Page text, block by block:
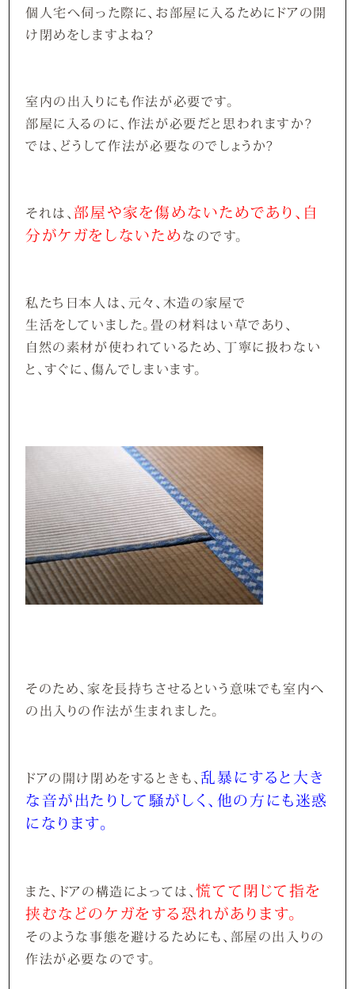
個人宅へ伺った際に、お部屋に入るためにドアの開
け閉めをしますよね？
室内の出入りにも作法が必要です。
部屋に入るのに、作法が必要だと思われますか?
では、どうして作法が必要なのでしょうか?
それは、部屋や家を傷めないためであり、自
分がケガをしないためなのです。
私たち日本人は、元々、木造の家屋で
生活をしていました。畳の材料はい草であり、
自然の素材が使われているため、丁寧に扱わない
と、すぐに、傷んでしまいます。
そのため、家を長持ちさせるという意味でも室内へ
の出入りの作法が生まれました。
ドアの開け閉めをするときも、乱暴にすると大き
な音が出たりして騒がしく、他の方にも迷惑
になります。
また、ドアの構造によっては、慌てて閉じて指を
挟むなどのケガをする恐れがあります。
そのような事態を避けるためにも、部屋の出入りの
作法が必要なのです。